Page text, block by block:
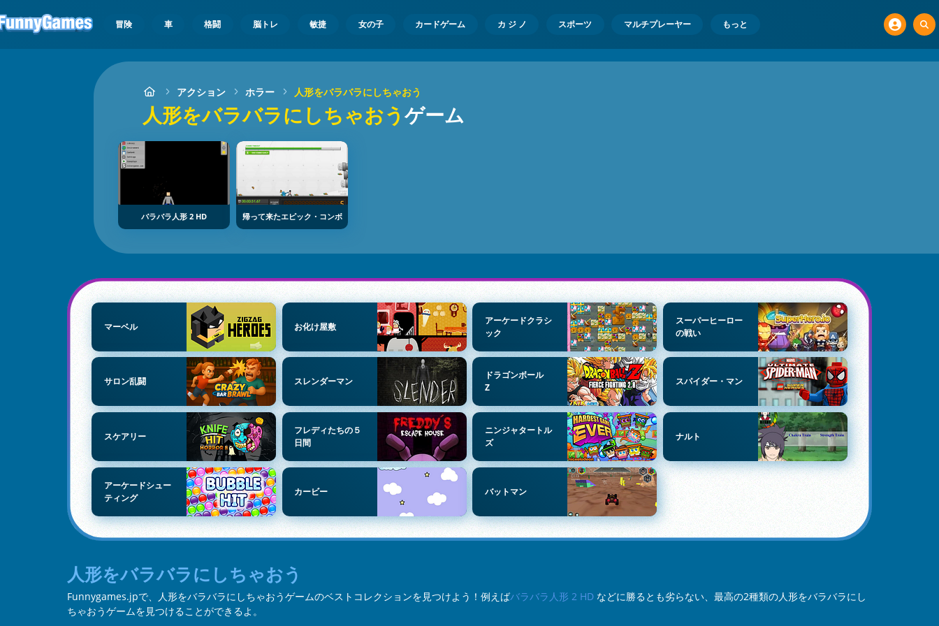
冒険 車 格闘 脳トレ 敏捷 女の子 カードゲーム カ ジ ノ スポーツ マルチプレーヤー もっと
アクション ホラー 人形をバラバラにしちゃおう
人形をバラバラにしちゃおう ゲーム
バラバラ人形 2 HD 帰って来たエピック・コンボ
マーベル お化け屋敷
アーケードクラシ
ック
スーパーヒーロー
の戦い
サロン乱闘 スレンダーマン
ドラゴンボール
Z
スパイダー・マン
スケアリー
フレディたちの５
日間
ニンジャタートル
ズ
ナルト
アーケードシュー
ティング
カービー バットマン
人形をバラバラにしちゃおう
Funnygames.jpで、人形をバラバラにしちゃおうゲームのベストコレクションを見つけよう！例えばバラバラ人形 2 HD などに勝るとも劣らない、最高の2種類の人形をバラバラにし
ちゃおうゲームを見つけることができるよ。